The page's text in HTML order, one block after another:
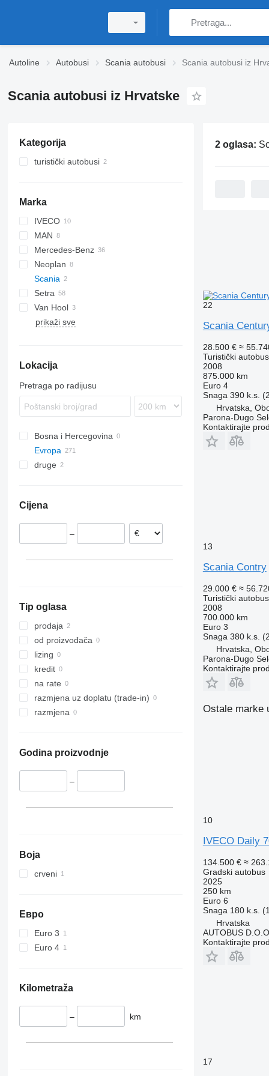
Autoline Autobusi Scania autobusi Scania autobusi iz
Scania autobusi iz Hrvatske
Kategorija
turistički autobusi
Marka
Probus
IVECO
Crossway
Daily
Evadys
I-series
MAN
Lion's series
Mercedes-Benz
Integro
Tourismo
Travego
Neoplan
Cityliner
Euroliner
Skyliner
Scania
Century
Setra
S-series
TopClass
Axial
Futura
Van Hool
Astromega
9700
prikaži sve
Lokacija
Pretraga po radijusu
Bosna i Hercegovina
Evropa
Španjolska
Danska
Švedska
druge
Cijena
–
Tip oglasa
prodaja
od proizvođača
lizing
kredit
na rate
razmjena uz doplatu (trade-in)
razmjena
Godina proizvodnje
–
Boja
crveni
Евро
Euro 3
Euro 4
Kilometraža
– km
2 oglasa:
22
Scania
28.500 € ≈
Turistički autobus
2008
875.000 km
Euro 4
Snaga 390 k.s.
Hrvatska,
Parona-Dugo
Kontaktirajte
13
Scania Contry
29.000 € ≈
Turistički autobus
2008
700.000 km
Euro 3
Snaga 380 k.s.
Hrvatska,
Parona-Dugo
Kontaktirajte
Ostale marke
10
IVECO Daily
134.500 € ≈
Gradski autobus
2025
250 km
Euro 6
Snaga 180 k.s.
Hrvatska
AUTOBUS
Kontaktirajte
17